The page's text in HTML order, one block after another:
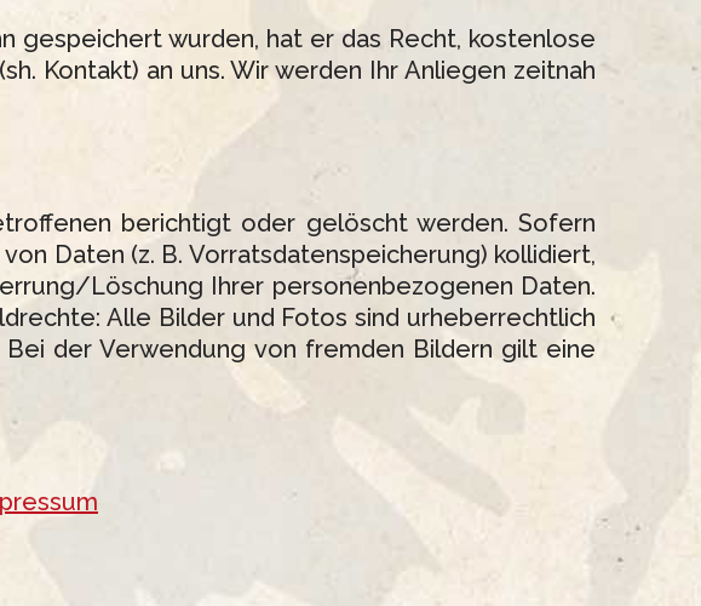
gespeichert wurden, hat er das Recht, kostenlose
Kontakt) an uns. Wir werden Ihr Anliegen zeitnah
berichtigt oder gelöscht werden. Sofern
Daten (z. B. Vorratsdatenspeicherung) kollidiert,
Löschung Ihrer personenbezogenen Daten.
Alle Bilder und Fotos sind urheberrechtlich
der Verwendung von fremden Bildern gilt eine